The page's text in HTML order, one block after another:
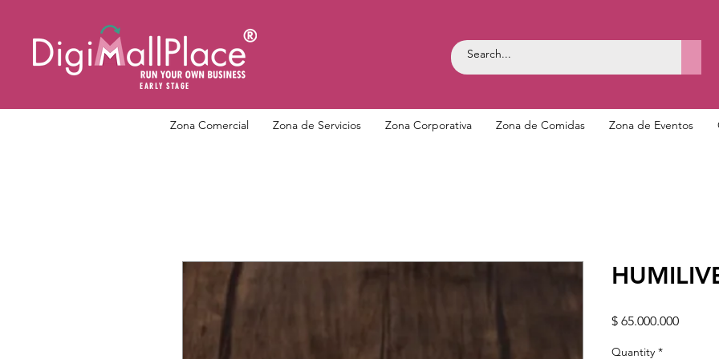
EARLY STAGE
Zona Comercial Zona de Servicios Zona Corporativa Zona de Comidas Zona de Eventos
$ 65.000.000Price
Quantity *